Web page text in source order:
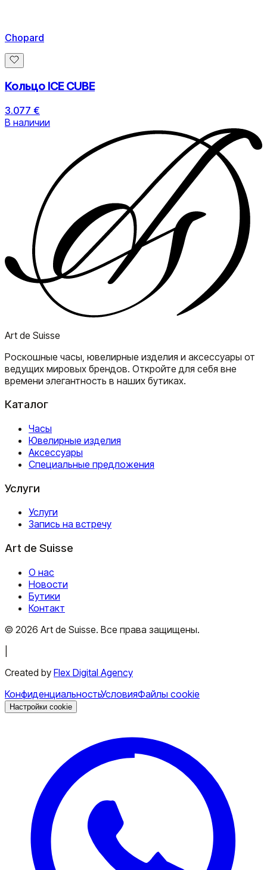
Chopard
Кольцо ICE CUBE
3.077 €
В наличии
Art de Suisse
Роскошные часы, ювелирные изделия и аксессуары от
ведущих мировых брендов. Откройте для себя вне
времени элегантность в наших бутиках.
Каталог
Часы
Ювелирные изделия
Аксессуары
Специальные предложения
Услуги
Услуги
Запись на встречу
Art de Suisse
О нас
Новости
Бутики
Контакт
© 2026 Art de Suisse. Все права защищены.
Created by Flex Digital Agency
КонфиденциальностьУсловияФайлы cookie
Настройки cookie